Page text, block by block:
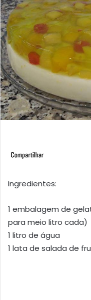
Ingredientes:
1 embalagem de
para meio litro cada)
1 litro de água
1 lata de salada de